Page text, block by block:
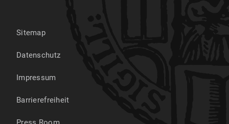
Sitemap
Datenschutz
Impressum
Barrierefreiheit